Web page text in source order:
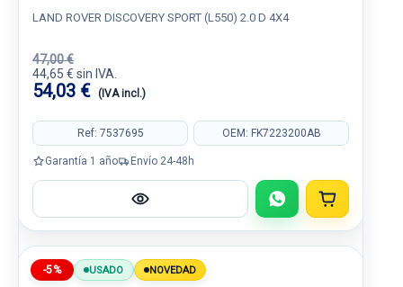
LAND ROVER DISCOVERY SPORT (L550) 2.0 D 4X4
47,00 €
44,65 € sin IVA.
54,03 € (IVA incl.)
Ref: 7537695 OEM: FK7223200AB
Garantía 1 año Envío 24-48h
-5% USADO NOVEDAD